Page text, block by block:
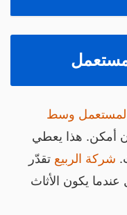
وسط
هذا يعطي
الربيعتقدّر
يكون الأثاث